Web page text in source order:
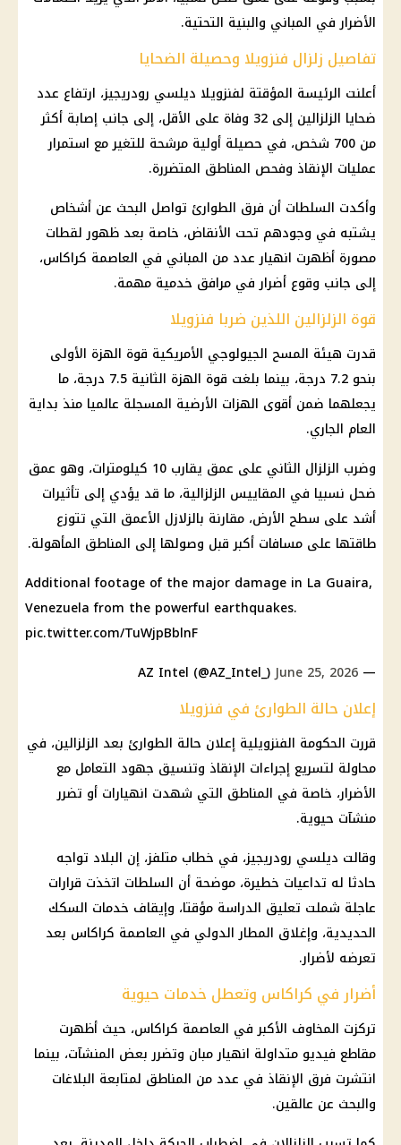
الأضرار في المباني والبنية التحتية.
تفاصيل زلزال فنزويلا وحصيلة الضحايا
أعلنت الرئيسة المؤقتة لفنزويلا ديلسي رودريجيز، ارتفاع عدد
ضحايا الزلزالين إلى 32 وفاة على الأقل، إلى جانب إصابة أكثر
من 700 شخص، في حصيلة أولية مرشحة للتغير مع استمرار
عمليات الإنقاذ وفحص المناطق المتضررة.
وأكدت السلطات أن فرق الطوارئ تواصل البحث عن أشخاص
يشتبه في وجودهم تحت الأنقاض، خاصة بعد ظهور لقطات
مصورة أظهرت انهيار عدد من المباني في العاصمة كراكاس،
إلى جانب وقوع أضرار في مرافق خدمية مهمة.
قوة الزلزالين اللذين ضربا فنزويلا
قدرت هيئة المسح الجيولوجي الأمريكية قوة الهزة الأولى
بنحو 7.2 درجة، بينما بلغت قوة الهزة الثانية 7.5 درجة، ما
يجعلهما ضمن أقوى الهزات الأرضية المسجلة عالميا منذ بداية
العام الجاري.
وضرب الزلزال الثاني على عمق يقارب 10 كيلومترات، وهو عمق
ضحل نسبيا في المقاييس الزلزالية، ما قد يؤدي إلى تأثيرات
أشد على سطح الأرض، مقارنة بالزلازل الأعمق التي تتوزع
طاقتها على مسافات أكبر قبل وصولها إلى المناطق المأهولة.
Additional footage of the major damage in La Guaira,
Venezuela from the powerful earthquakes.
pic.twitter.com/TuWjpBblnF
— AZ Intel (@AZ_Intel_)
June 25, 2026
إعلان حالة الطوارئ في فنزويلا
قررت الحكومة الفنزويلية إعلان حالة الطوارئ بعد الزلزالين، في
محاولة لتسريع إجراءات الإنقاذ وتنسيق جهود التعامل مع
الأضرار، خاصة في المناطق التي شهدت انهيارات أو تضرر
منشآت حيوية.
وقالت ديلسي رودريجيز، في خطاب متلفز، إن البلاد تواجه
حادثا له تداعيات خطيرة، موضحة أن السلطات اتخذت قرارات
عاجلة شملت تعليق الدراسة مؤقتا، وإيقاف خدمات السكك
الحديدية، وإغلاق المطار الدولي في العاصمة كراكاس بعد
تعرضه لأضرار.
أضرار في كراكاس وتعطل خدمات حيوية
تركزت المخاوف الأكبر في العاصمة كراكاس، حيث أظهرت
مقاطع فيديو متداولة انهيار مبان وتضرر بعض المنشآت، بينما
انتشرت فرق الإنقاذ في عدد من المناطق لمتابعة البلاغات
والبحث عن عالقين.